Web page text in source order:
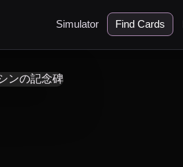
Simulator Find Cards